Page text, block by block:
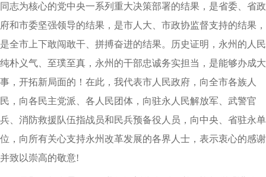
同志为核心的党中央一系列重大决策部署的结果，是省委、省政
府和市委坚强领导的结果，是市人大、市政协监督支持的结果，
是全市上下敢闯敢干、拼搏奋进的结果。历史证明，永州的人民
纯朴义气、至璞至真，永州的干部忠诚务实担当，是能够办成大
事，开拓新局面的！在此，我代表市人民政府，向全市各族人
民，向各民主党派、各人民团体，向驻永人民解放军、武警官
兵、消防救援队伍指战员和民兵预备役人员，向中央、省驻永单
位，向所有关心支持永州改革发展的各界人士，表示衷心的感谢
并致以崇高的敬意!